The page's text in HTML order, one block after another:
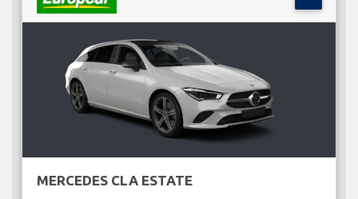
MERCEDES CLA ESTATE